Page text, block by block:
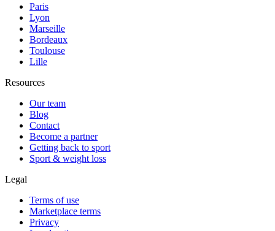
Paris
Lyon
Marseille
Bordeaux
Toulouse
Lille
Resources
Our team
Blog
Contact
Become a partner
Getting back to sport
Sport & weight loss
Legal
Terms of use
Marketplace terms
Privacy